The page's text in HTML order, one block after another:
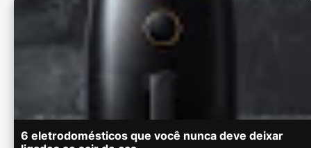
6 eletrodomésticos que você nunca deve deixar